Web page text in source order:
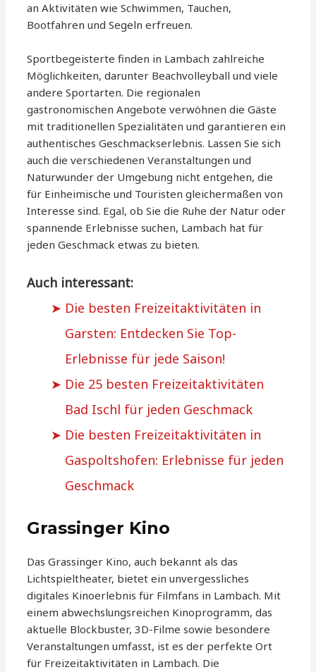
an Aktivitäten wie Schwimmen, Tauchen,
Bootfahren und Segeln erfreuen.
Sportbegeisterte finden in Lambach zahlreiche
Möglichkeiten, darunter Beachvolleyball und viele
andere Sportarten. Die regionalen
gastronomischen Angebote verwöhnen die Gäste
mit traditionellen Spezialitäten und garantieren ein
authentisches Geschmackserlebnis. Lassen Sie sich
auch die verschiedenen Veranstaltungen und
Naturwunder der Umgebung nicht entgehen, die
für Einheimische und Touristen gleichermaßen von
Interesse sind. Egal, ob Sie die Ruhe der Natur oder
spannende Erlebnisse suchen, Lambach hat für
jeden Geschmack etwas zu bieten.
Auch interessant:
Die besten Freizeitaktivitäten in
Garsten: Entdecken Sie Top-
Erlebnisse für jede Saison!
Die 25 besten Freizeitaktivitäten
Bad Ischl für jeden Geschmack
Die besten Freizeitaktivitäten in
Gaspoltshofen: Erlebnisse für jeden
Geschmack
Grassinger Kino
Das Grassinger Kino, auch bekannt als das
Lichtspieltheater, bietet ein unvergessliches
digitales Kinoerlebnis für Filmfans in Lambach. Mit
einem abwechslungsreichen Kinoprogramm, das
aktuelle Blockbuster, 3D-Filme sowie besondere
Veranstaltungen umfasst, ist es der perfekte Ort
für Freizeitaktivitäten in Lambach. Die